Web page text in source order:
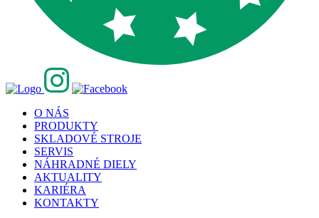
O NÁS
PRODUKTY
SKLADOVÉ STROJE
SERVIS
NÁHRADNÉ DIELY
AKTUALITY
KARIÉRA
KONTAKTY